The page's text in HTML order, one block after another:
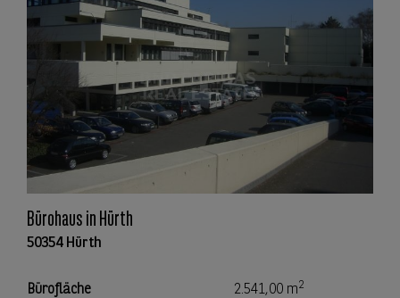
Bürohaus in Hürth
50354 Hürth
Bürofläche 2.541,00 m2